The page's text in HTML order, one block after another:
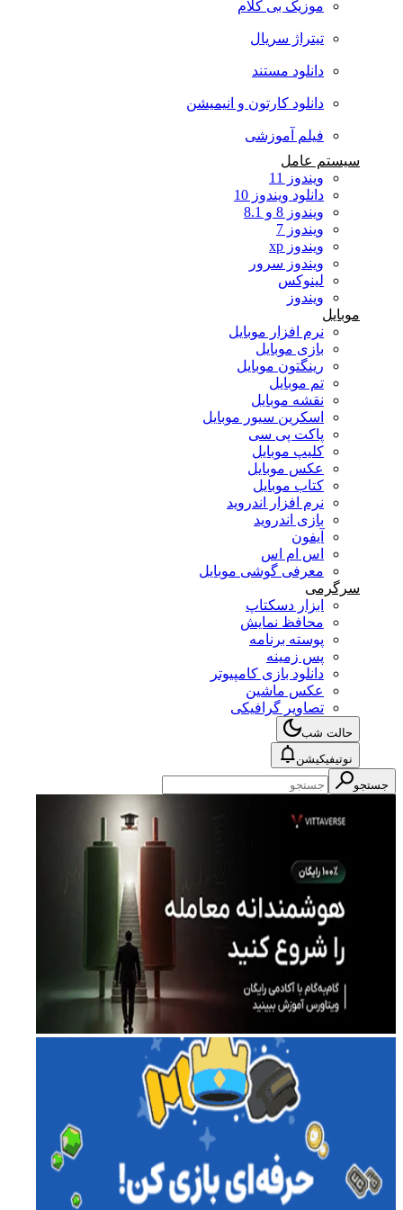
موزیک بی کلام
تیتراژ سریال
دانلود مستند
دانلود کارتون و انیمیشن
فیلم آموزشی
سیستم عامل
ویندوز 11
دانلود ویندوز 10
ویندوز 8 و 8.1
ویندوز 7
ویندوز xp
ویندوز سرور
لینوکس
ویندوز
موبایل
نرم افزار موبایل
بازی موبایل
رینگتون موبایل
تم موبایل
نقشه موبایل
اسکرین سیور موبایل
پاکت پی سی
کلیپ موبایل
عکس موبایل
کتاب موبایل
نرم افزار اندروید
بازی اندروید
آیفون
اس ام اس
معرفی گوشی موبایل
سرگرمی
ابزار دسکتاپ
محافظ نمایش
پوسته برنامه
پس زمینه
دانلود بازی کامپیوتر
عکس ماشین
تصاویر گرافیکی
حالت شب
نوتیفیکیشن
جستجو